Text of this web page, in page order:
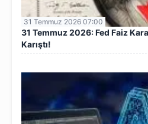
31 Temmuz 2026 07:00
31 Temmuz 2026: Fed Faiz
Karıştı!